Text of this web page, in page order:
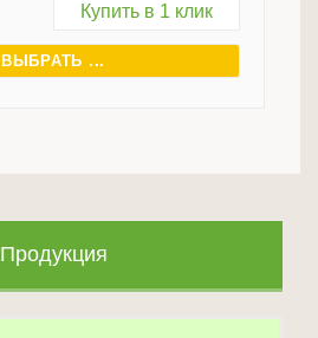
Продукция
Купить в 1 клик
ВЫБРАТЬ ...